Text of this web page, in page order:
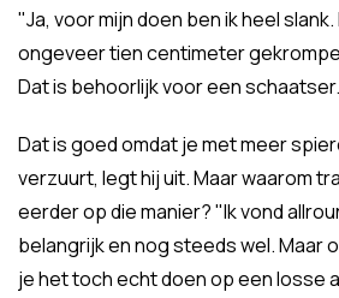
"Ja, voor mijn doen ben ik heel
ongeveer tien centimeter
Dat is behoorlijk voor een
Dat is goed omdat je met meer
verzuurt, legt hij uit. Maar waarom
eerder op die manier? "Ik vond
belangrijk en nog steeds wel. Maar
je het toch echt doen op een losse